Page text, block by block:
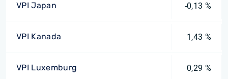
VPI Japan -0,13 %
VPI Kanada 1,43 %
VPI Luxemburg 0,29 %